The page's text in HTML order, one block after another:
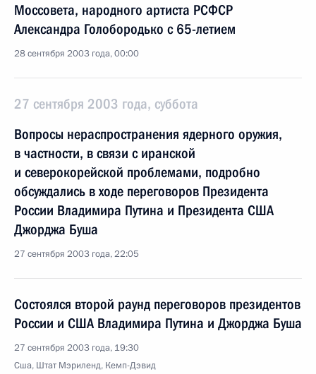
Моссовета, народного артиста РСФСР
Александра Голобородько с 65-летием
28 сентября 2003 года, 00:00
27 сентября 2003 года, суббота
Вопросы нераспространения ядерного оружия,
в частности, в связи с иранской
и северокорейской проблемами, подробно
обсуждались в ходе переговоров Президента
России Владимира Путина и Президента США
Джорджа Буша
27 сентября 2003 года, 22:05
Состоялся второй раунд переговоров президентов
России и США Владимира Путина и Джорджа Буша
27 сентября 2003 года, 19:30
Сша, Штат Мэриленд, Кемп-Дэвид